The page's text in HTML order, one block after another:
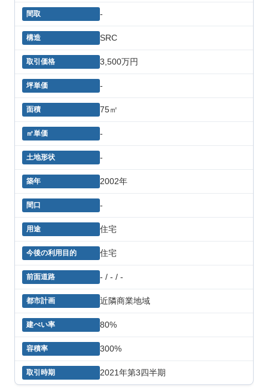
-
SRC
3,500万円
-
75㎡
-
-
2002年
-
住宅
住宅
- / - / -
近隣商業地域
80%
300%
2021年第3四半期